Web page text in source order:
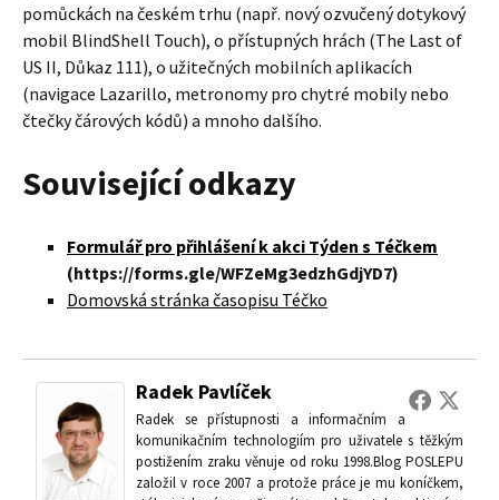
pomůckách na českém trhu (např. nový ozvučený dotykový
mobil BlindShell Touch), o přístupných hrách (The Last of
US II, Důkaz 111), o užitečných mobilních aplikacích
(navigace Lazarillo, metronomy pro chytré mobily nebo
čtečky čárových kódů) a mnoho dalšího.
Související odkazy
Formulář pro přihlášení k akci Týden s Téčkem
(https://forms.gle/WFZeMg3edzhGdjYD7)
Domovská stránka časopisu Téčko
Radek Pavlíček
Radek se přístupnosti a informačním a
komunikačním technologiím pro uživatele s těžkým
postižením zraku věnuje od roku 1998.Blog POSLEPU
založil v roce 2007 a protože práce je mu koníčkem,